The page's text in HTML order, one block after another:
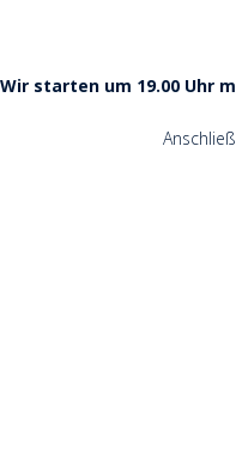
Wir starten um 19.00 Uhr